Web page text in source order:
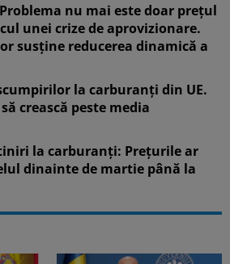
nu mai este doar prețul
unei crize de aprovizionare.
susține reducerea dinamică a
la carburanți din UE.
crească peste media
la carburanți: Prețurile ar
dinainte de martie până la